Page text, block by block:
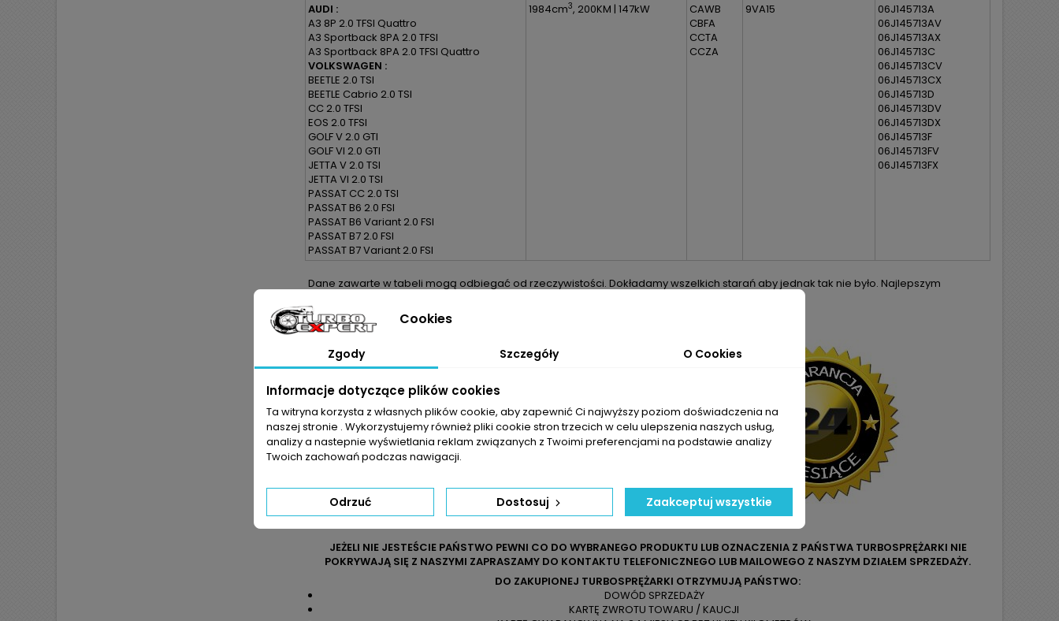
AUDI :
A3 8P 2.0 TFSI Quattro
A3 Sportback 8PA 2.0 TFSI
A3 Sportback 8PA 2.0 TFSI Quattro
VOLKSWAGEN :
BEETLE 2.0 TSI
BEETLE Cabrio 2.0 TSI
CC 2.0 TFSI
EOS 2.0 TFSI
GOLF V 2.0 GTI
GOLF VI 2.0 GTI
JETTA V 2.0 TSI
JETTA VI 2.0 TSI
PASSAT CC 2.0 TSI
PASSAT B6 2.0 FSI
PASSAT B6 Variant 2.0 FSI
PASSAT B7 2.0 FSI
PASSAT B7 Variant 2.0 FSI
1984cm3, 200KM | 147kW
CAWB
CBFA
CCTA
CCZA
9VA15
06J145713A
06J145713AV
06J145713AX
06J145713C
06J145713CV
06J145713CX
06J145713D
06J145713DV
06J145713DX
06J145713F
06J145713FV
06J145713FX
Dane zawarte w tabeli mogą odbiegać od rzeczywistości. Dokładamy wszelkich starań aby jednak tak nie było. Najlepszym
JEŻELI NIE JESTEŚCIE PAŃSTWO PEWNI CO DO WYBRANEGO PRODUKTU LUB OZNACZENIA Z PAŃSTWA TURBOSPRĘŻARKI NIE
POKRYWAJĄ SIĘ Z NASZYMI ZAPRASZAMY DO KONTAKTU TELEFONICZNEGO LUB MAILOWEGO Z NASZYM DZIAŁEM SPRZEDAŻY.
DO ZAKUPIONEJ TURBOSPRĘŻARKI OTRZYMUJĄ PAŃSTWO:
DOWÓD SPRZEDAŻY
KARTĘ ZWROTU TOWARU / KAUCJI
Cookies
Zgody Szczegóły O Cookies
Informacje dotyczące plików cookies
Ta witryna korzysta z własnych plików cookie, aby zapewnić Ci najwyższy poziom doświadczenia na
naszej stronie . Wykorzystujemy również pliki cookie stron trzecich w celu ulepszenia naszych usług,
analizy a nastepnie wyświetlania reklam związanych z Twoimi preferencjami na podstawie analizy
Twoich zachowań podczas nawigacji.
Odrzuć Dostosuj Zaakceptuj wszystkie